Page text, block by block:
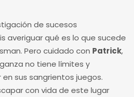
de sucesos
averiguar qué es lo que sucede
Pero cuidado con Patrick,
no tiene límites y
sus sangrientos juegos.
con vida de este lugar